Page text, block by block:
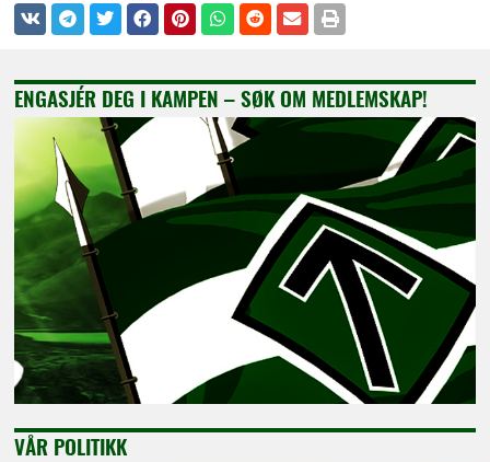
ENGASJÉR DEG I KAMPEN – SØK OM MEDLEMSKAP!
VÅR POLITIKK